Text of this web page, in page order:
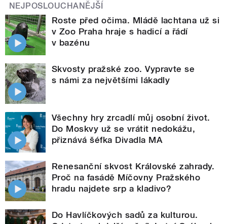
NEJPOSLOUCHANĚJŠÍ
Roste před očima. Mládě lachtana už si
v Zoo Praha hraje s hadicí a řádí
v bazénu
Skvosty pražské zoo. Vypravte se
s námi za největšími lákadly
Všechny hry zrcadlí můj osobní život.
Do Moskvy už se vrátit nedokážu,
přiznává šéfka Divadla MA
Renesanční skvost Královské zahrady.
Proč na fasádě Míčovny Pražského
hradu najdete srp a kladivo?
Do Havlíčkových sadů za kulturou.